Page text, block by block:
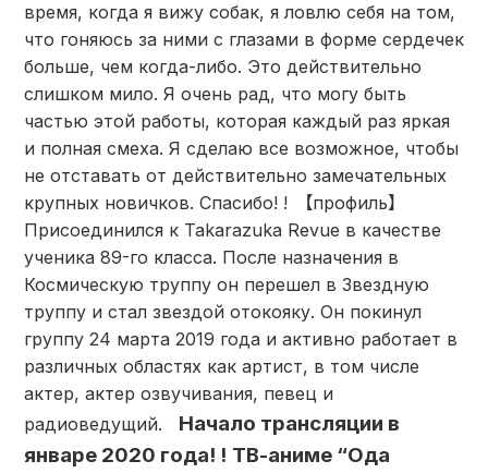
время, когда я вижу собак, я ловлю себя на том,
что гоняюсь за ними с глазами в форме сердечек
больше, чем когда-либо. Это действительно
слишком мило. Я очень рад, что могу быть
частью этой работы, которая каждый раз яркая
и полная смеха. Я сделаю все возможное, чтобы
не отставать от действительно замечательных
крупных новичков. Спасибо! ! 【профиль】
Присоединился к Takarazuka Revue в качестве
ученика 89-го класса. После назначения в
Космическую труппу он перешел в Звездную
труппу и стал звездой отокояку. Он покинул
группу 24 марта 2019 года и активно работает в
различных областях как артист, в том числе
актер, актер озвучивания, певец и
радиоведущий. Начало трансляции в
январе 2020 года! ! ТВ-аниме “Ода